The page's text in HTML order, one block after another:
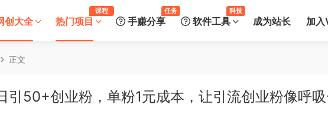
创大全 热门项目
课程
手赚分享
任务
软件工具
科技
成为站长 加入
正文
引50+创业粉，单粉1元成本，让引流创业粉像呼